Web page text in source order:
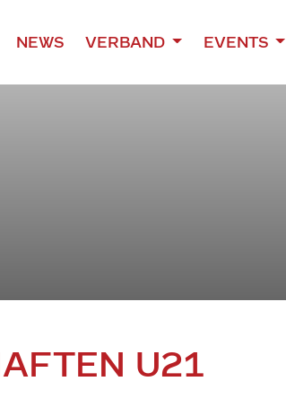
NEWS VERBAND EVENTS
U21